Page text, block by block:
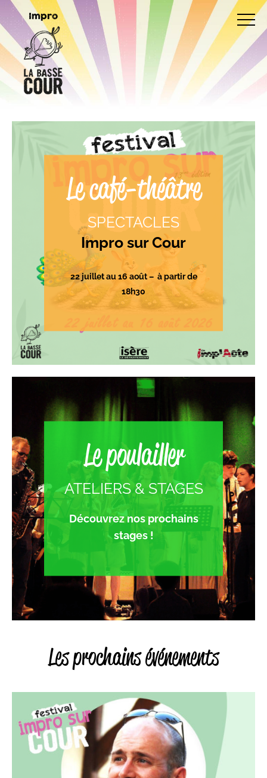
Arts de la scène
Impro
Le café-théâtre
SPECTACLES
Impro sur Cour
22 juillet au 16 août – à partir de
18h30
Le poulailler
ATELIERS & STAGES
Découvrez nos prochains
stages !
Les prochains événements